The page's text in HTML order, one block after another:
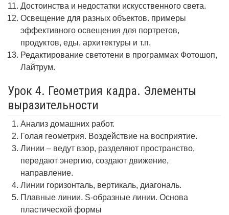
Достоинства и недостатки искусственного света.
Освещение для разных объектов. примеры
эффективного освещения для портретов,
продуктов, еды, архитектуры и т.п.
Редактирование светотени в программах Фотошоп,
Лайтрум.
Урок 4. Геометрия кадра. Элементы
выразительности
Анализ домашних работ.
Голая геометрия. Воздействие на восприятие.
Линии – ведут взор, разделяют пространство,
передают энергию, создают движение,
направление.
Линии горизонталь, вертикаль, диагональ.
Плавные линии. S-образные линии. Основа
пластической формы